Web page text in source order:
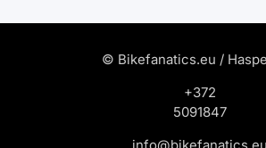
© Bikefanatics.eu /
+372
5091847